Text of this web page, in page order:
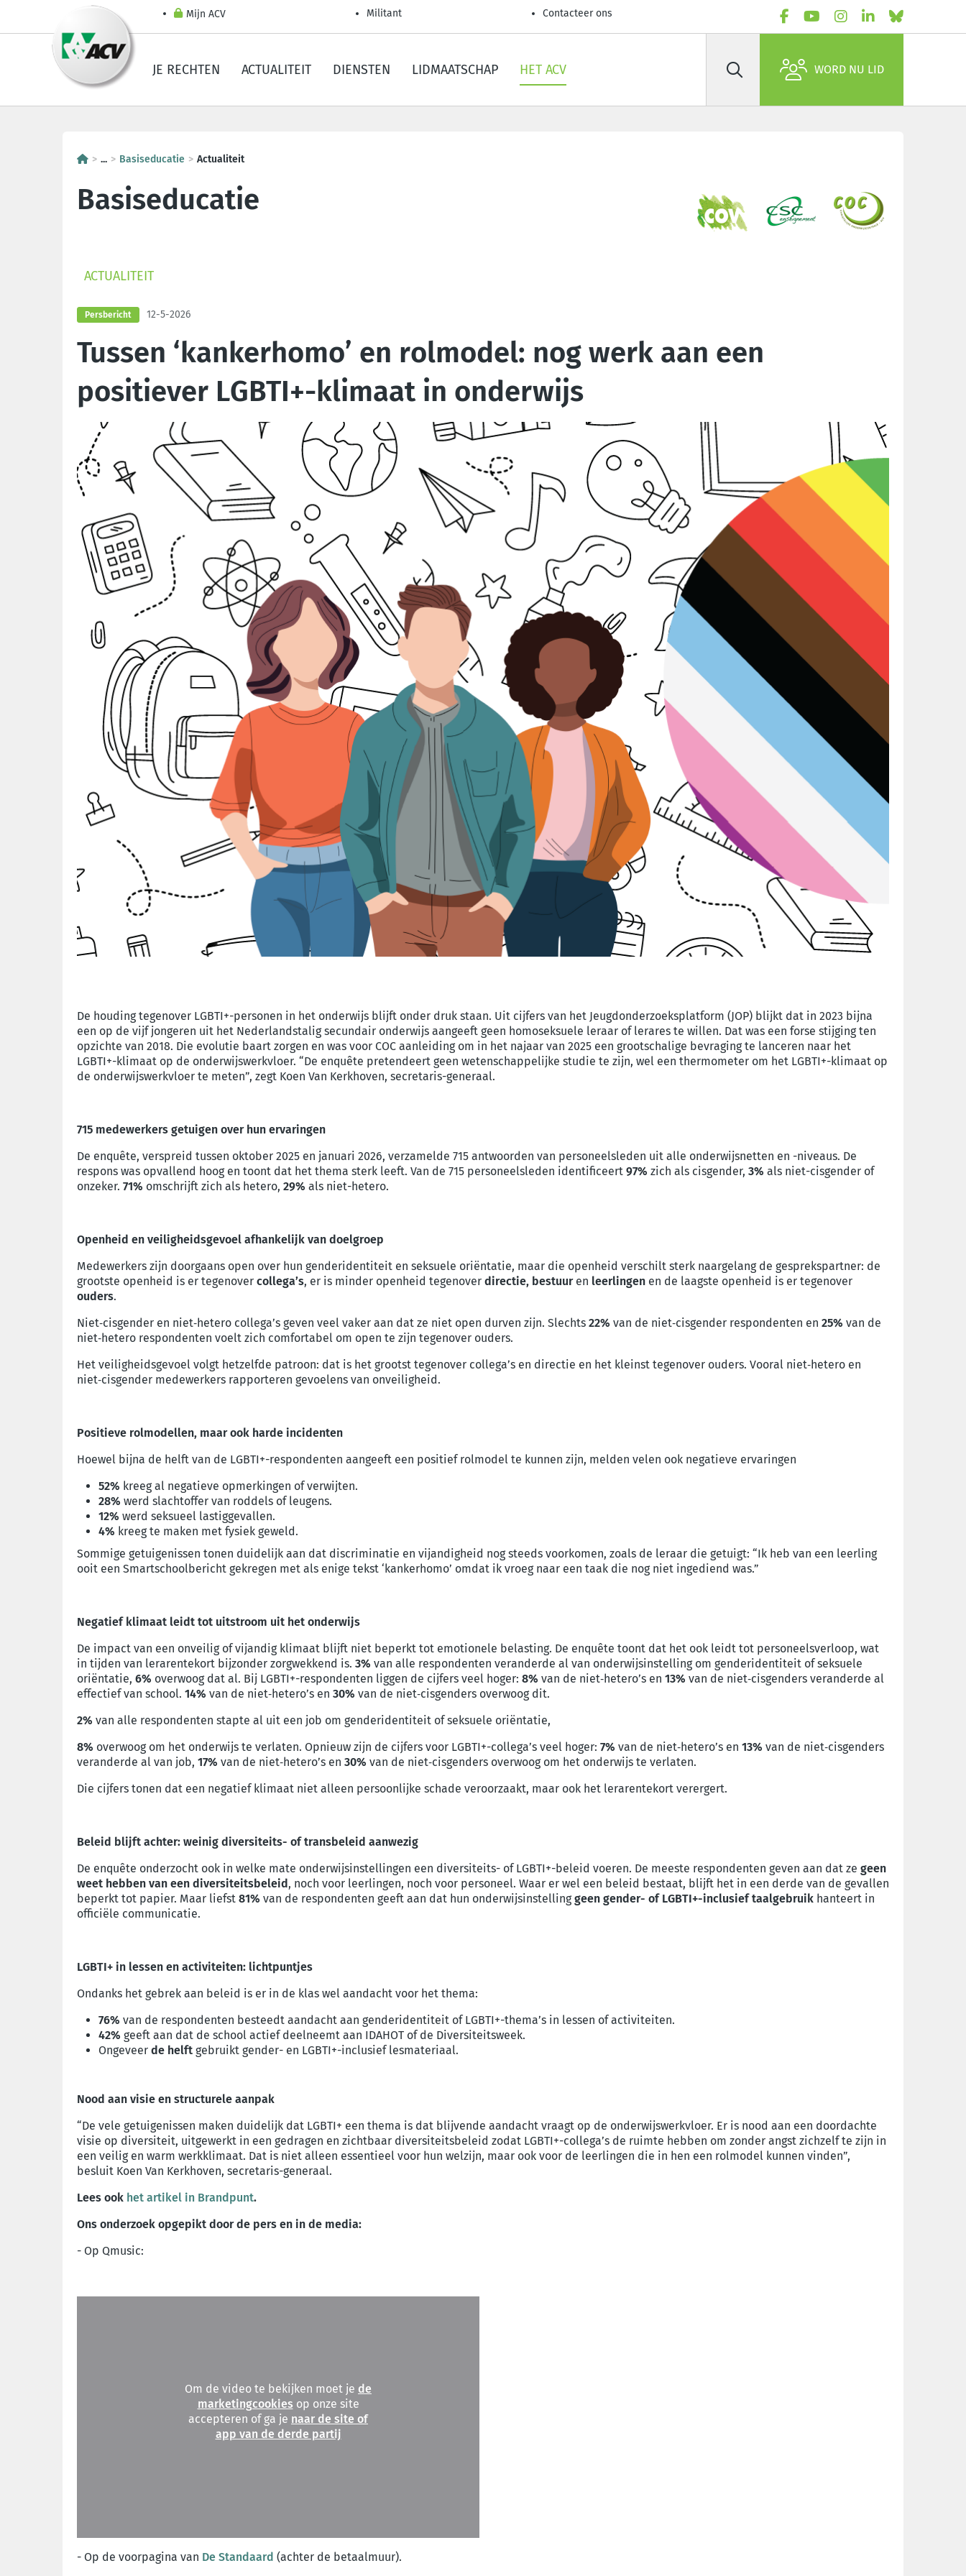
Mijn ACV Militant Contacteer ons
JE RECHTEN ACTUALITEIT DIENSTEN LIDMAATSCHAP HET ACV Zoek WORD NU LID
... Basiseducatie Actualiteit
Basiseducatie
ACTUALITEIT
Persbericht 12-5-2026
Tussen ‘kankerhomo’ en rolmodel: nog werk aan een
positiever LGBTI+-klimaat in onderwijs
De houding tegenover LGBTI+-personen in het onderwijs blijft onder druk staan. Uit cijfers van het Jeugdonderzoeksplatform (JOP) blijkt dat in 2023 bijna
een op de vijf jongeren uit het Nederlandstalig secundair onderwijs aangeeft geen homoseksuele leraar of lerares te willen. Dat was een forse stijging ten
opzichte van 2018. Die evolutie baart zorgen en was voor COC aanleiding om in het najaar van 2025 een grootschalige bevraging te lanceren naar het
LGBTI+-klimaat op de onderwijswerkvloer. “De enquête pretendeert geen wetenschappelijke studie te zijn, wel een thermometer om het LGBTI+-klimaat op
de onderwijswerkvloer te meten”, zegt Koen Van Kerkhoven, secretaris-generaal.
715 medewerkers getuigen over hun ervaringen
De enquête, verspreid tussen oktober 2025 en januari 2026, verzamelde 715 antwoorden van personeelsleden uit alle onderwijsnetten en -niveaus. De
respons was opvallend hoog en toont dat het thema sterk leeft. Van de 715 personeelsleden identificeert 97% zich als cisgender, 3% als niet-cisgender of
onzeker. 71% omschrijft zich als hetero, 29% als niet-hetero.
Openheid en veiligheidsgevoel afhankelijk van doelgroep
Medewerkers zijn doorgaans open over hun genderidentiteit en seksuele oriëntatie, maar die openheid verschilt sterk naargelang de gesprekspartner: de
grootste openheid is er tegenover collega’s, er is minder openheid tegenover directie, bestuuren leerlingen en de laagste openheid is er tegenover
ouders.
Niet‑cisgender en niet‑hetero collega’s geven veel vaker aan dat ze niet open durven zijn. Slechts 22% van de niet‑cisgender respondenten en 25% van de
niet‑hetero respondenten voelt zich comfortabel om open te zijn tegenover ouders.
Het veiligheidsgevoel volgt hetzelfde patroon: dat is het grootst tegenover collega’s en directie en het kleinst tegenover ouders. Vooral niet‑hetero en
niet‑cisgender medewerkers rapporteren gevoelens van onveiligheid.
Positieve rolmodellen, maar ook harde incidenten
Hoewel bijna de helft van de LGBTI+-respondenten aangeeft een positief rolmodel te kunnen zijn, melden velen ook negatieve ervaringen
52% kreeg al negatieve opmerkingen of verwijten.
28% werd slachtoffer van roddels of leugens.
12% werd seksueel lastiggevallen.
4% kreeg te maken met fysiek geweld.
Sommige getuigenissen tonen duidelijk aan dat discriminatie en vijandigheid nog steeds voorkomen, zoals de leraar die getuigt: “Ik heb van een leerling
ooit een Smartschoolbericht gekregen met als enige tekst ‘kankerhomo’ omdat ik vroeg naar een taak die nog niet ingediend was.”
Negatief klimaat leidt tot uitstroom uit het onderwijs
De impact van een onveilig of vijandig klimaat blijft niet beperkt tot emotionele belasting. De enquête toont dat het ook leidt tot personeelsverloop, wat
in tijden van lerarentekort bijzonder zorgwekkend is. 3% van alle respondenten veranderde al van onderwijsinstelling om genderidentiteit of seksuele
oriëntatie, 6% overwoog dat al. Bij LGBTI+-respondenten liggen de cijfers veel hoger: 8% van de niet‑hetero’s en 13% van de niet‑cisgenders veranderde al
effectief van school. 14% van de niet‑hetero’s en 30% van de niet‑cisgenders overwoog dit.
2% van alle respondenten stapte al uit een job om genderidentiteit of seksuele oriëntatie,
8% overwoog om het onderwijs te verlaten. Opnieuw zijn de cijfers voor LGBTI+-collega’s veel hoger: 7% van de niet‑hetero’s en 13% van de niet‑cisgenders
veranderde al van job, 17% van de niet‑hetero’s en 30% van de niet‑cisgenders overwoog om het onderwijs te verlaten.
Die cijfers tonen dat een negatief klimaat niet alleen persoonlijke schade veroorzaakt, maar ook het lerarentekort verergert.
Beleid blijft achter: weinig diversiteits- of transbeleid aanwezig
De enquête onderzocht ook in welke mate onderwijsinstellingen een diversiteits- of LGBTI+-beleid voeren. De meeste respondenten geven aan dat ze geen
weet hebben van een diversiteitsbeleid, noch voor leerlingen, noch voor personeel. Waar er wel een beleid bestaat, blijft het in een derde van de gevallen
beperkt tot papier. Maar liefst 81% van de respondenten geeft aan dat hun onderwijsinstellinggeen gender- of LGBTI+-inclusief taalgebruik hanteert in
officiële communicatie.
LGBTI+ in lessen en activiteiten: lichtpuntjes
Ondanks het gebrek aan beleid is er in de klas wel aandacht voor het thema:
76% van de respondenten besteedt aandacht aan genderidentiteit of LGBTI+-thema’s in lessen of activiteiten.
42% geeft aan dat de school actief deelneemt aan IDAHOT of de Diversiteitsweek.
Ongeveer de helft gebruikt gender- en LGBTI+-inclusief lesmateriaal.
Nood aan visie en structurele aanpak
“De vele getuigenissen maken duidelijk dat LGBTI+ een thema is dat blijvende aandacht vraagt op de onderwijswerkvloer. Er is nood aan een doordachte
visie op diversiteit, uitgewerkt in een gedragen en zichtbaar diversiteitsbeleid zodat LGBTI+-collega’s de ruimte hebben om zonder angst zichzelf te zijn in
een veilig en warm werkklimaat. Dat is niet alleen essentieel voor hun welzijn, maar ook voor de leerlingen die in hen een rolmodel kunnen vinden”,
besluit Koen Van Kerkhoven, secretaris-generaal.
Lees ook het artikel in Brandpunt.
Ons onderzoek opgepikt door de pers en in de media:
- Op Qmusic:
Om de video te bekijken moet je de
marketingcookies op onze site
accepteren of ga je naar de site of
app van de derde partij
- Op de voorpagina van De Standaard (achter de betaalmuur).